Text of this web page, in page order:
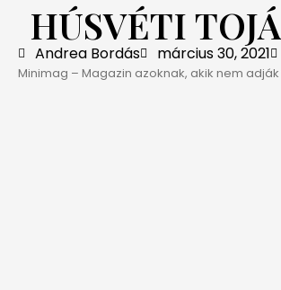
HÚSVÉTI
Andrea Bordás március 30, 2021
Minimag – Magazin azoknak, akik nem